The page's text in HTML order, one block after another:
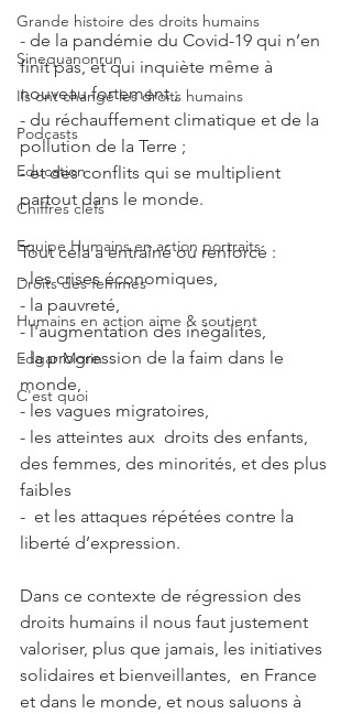
Grande histoire des droits humains
Sinequanonrun
Ils ont changé les droits humains
Podcasts
Education
Chiffres clefs
Equipe Humains en action portraits
Droits des femmes
Humains en action aime & soutient
Edgar Morin
C'est quoi
- de la pandémie du Covid-19 qui n’en
finit pas, et qui inquiète même à
nouveau fortement ;
- du réchauffement climatique et de la
pollution de la Terre ;
- et des conflits qui se multiplient
partout dans le monde.
Tout cela a entraîné ou renforcé :
- les crises économiques,
- la pauvreté,
- l'augmentation des inégalités,
- la progression de la faim dans le
monde,
- les vagues migratoires,
- les atteintes aux  droits des enfants,
des femmes, des minorités, et des plus
faibles
-  et les attaques répétées contre la
liberté d’expression.
Dans ce contexte de régression des
droits humains il nous faut justement
valoriser, plus que jamais, les initiatives
solidaires et bienveillantes,  en France
et dans le monde, et nous saluons à